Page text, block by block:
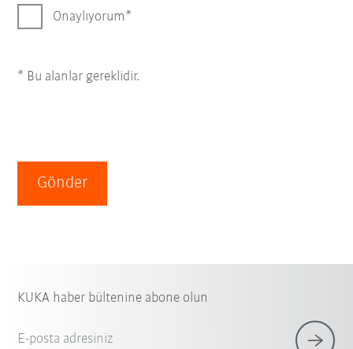
Onaylıyorum
* Bu alanlar gereklidir.
Gönder
KUKA haber bültenine abone olun
E-posta adresiniz